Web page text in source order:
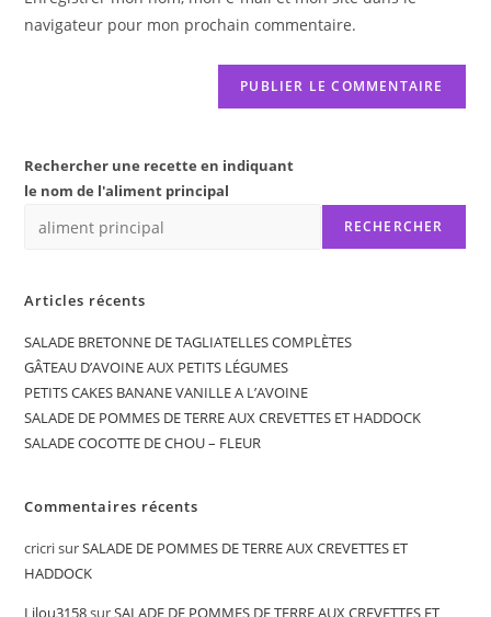
(facultatif)
navigateur pour mon prochain commentaire.
Rechercher une recette en indiquant
le nom de l'aliment principal
RECHERCHER
Articles récents
SALADE BRETONNE DE TAGLIATELLES COMPLÈTES
GÂTEAU D’AVOINE AUX PETITS LÉGUMES
PETITS CAKES BANANE VANILLE A L’AVOINE
SALADE DE POMMES DE TERRE AUX CREVETTES ET HADDOCK
SALADE COCOTTE DE CHOU – FLEUR
Commentaires récents
cricrisurSALADE DE POMMES DE TERRE AUX CREVETTES ET
HADDOCK
Lilou3158surSALADE DE POMMES DE TERRE AUX CREVETTES ET